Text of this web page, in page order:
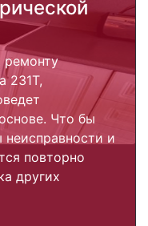
ремонту
231T,
Что бы
и
повторно
других